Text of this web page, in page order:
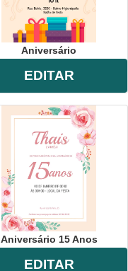
Aniversário
EDITAR
Aniversário 15 Anos
EDITAR